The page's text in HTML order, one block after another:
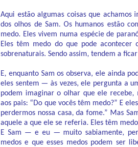
Aqui estão algumas coisas que achamos
dos olhos de Sam. Os humanos estão
medo. Eles vivem numa espécie de
Eles têm medo do que pode acontecer
sobrenaturais. Sendo assim, tendem a
E, enquanto Sam os observa, ele ainda
eles sentem — às vezes, ele pergunta a
podem imaginar o olhar que ele recebe,
aos pais: “Do que vocês têm medo?” E
perdermos nossa casa, da fome.” Mas
aquele a que ele se referia. Eles têm
E Sam — e eu — muito sabiamente,
medos e que esses medos podem ser